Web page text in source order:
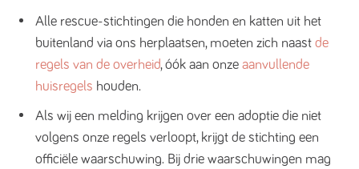
Alle rescue-stichtingen die honden en katten uit het
buitenland via ons herplaatsen, moeten zich naast de
regels van de overheid, óók aan onze aanvullende
huisregels houden.
Als wij een melding krijgen over een adoptie die niet
volgens onze regels verloopt, krijgt de stichting een
officiële waarschuwing. Bij drie waarschuwingen mag